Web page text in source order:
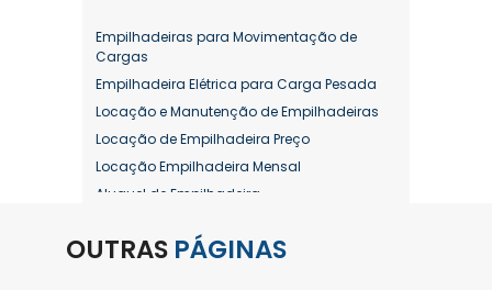
Empilhadeiras para Movimentação de
Cargas
Empilhadeira Elétrica para Carga Pesada
Locação e Manutenção de Empilhadeiras
Locação de Empilhadeira Preço
Locação Empilhadeira Mensal
Aluguel de Empilhadeira
Aluguel de Empilhadeira Diária Valor
OUTRAS PÁGINAS